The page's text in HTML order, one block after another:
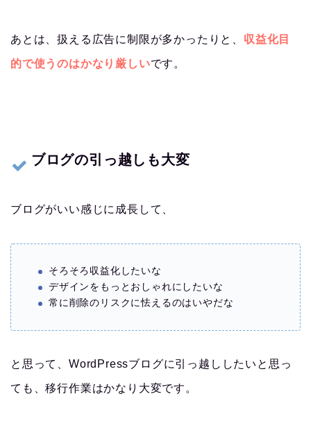
あとは、扱える広告に制限が多かったりと、 収益化目
的で使うのはかなり厳しいです。
ブログの引っ越しも大変
ブログがいい感じに成長して、
そろそろ収益化したいな
デザインをもっとおしゃれにしたいな
常に削除のリスクに怯えるのはいやだな
と思って、WordPressブログに引っ越ししたいと思っ
ても、移行作業はかなり大変です。